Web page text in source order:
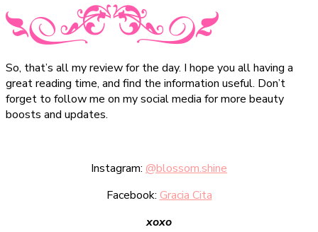
So, that’s all my review for the day. I hope you all having a
great reading time, and find the information useful. Don’t
forget to follow me on my social media for more beauty
boosts and updates.
Instagram: @blossom.shine
Facebook: Gracia Cita
xoxo